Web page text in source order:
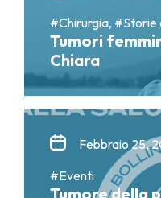
#Chirurgia, #Storie
Tumori
Chiara
Febbraio 25,
#Eventi
Tumore della